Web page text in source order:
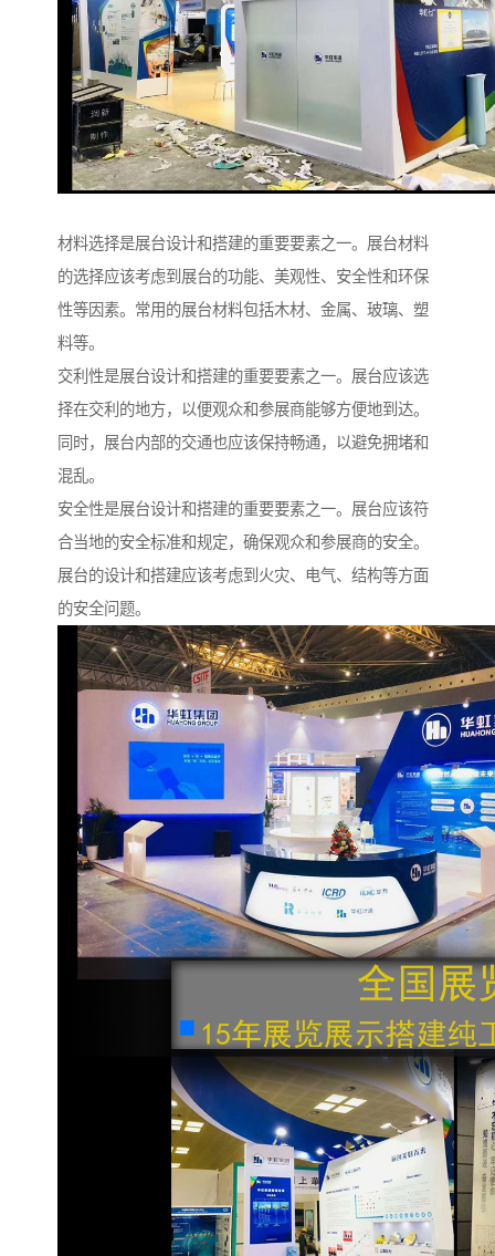
材料选择是展台设计和搭建的重要要素之一。展台材料
的选择应该考虑到展台的功能、美观性、安全性和环保
性等因素。常用的展台材料包括木材、金属、玻璃、塑
料等。
交利性是展台设计和搭建的重要要素之一。展台应该选
择在交利的地方，以便观众和参展商能够方便地到达。
同时，展台内部的交通也应该保持畅通，以避免拥堵和
混乱。
安全性是展台设计和搭建的重要要素之一。展台应该符
合当地的安全标准和规定，确保观众和参展商的安全。
展台的设计和搭建应该考虑到火灾、电气、结构等方面
的安全问题。